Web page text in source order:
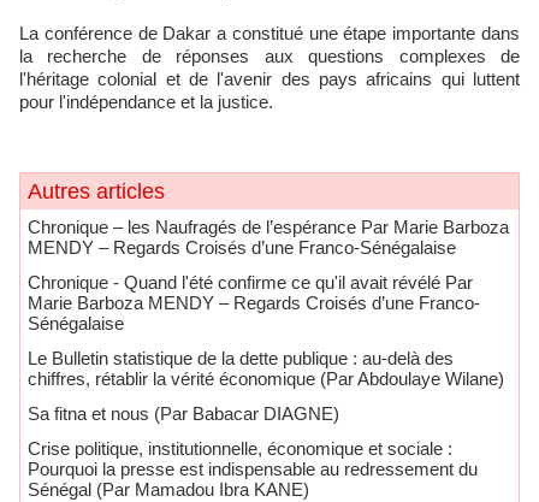
La conférence de Dakar a constitué une étape importante dans
la recherche de réponses aux questions complexes de
l'héritage colonial et de l'avenir des pays africains qui luttent
pour l'indépendance et la justice.
Autres articles
Chronique – les Naufragés de l’espérance Par Marie Barboza
MENDY – Regards Croisés d’une Franco-Sénégalaise
Chronique - Quand l'été confirme ce qu'il avait révélé Par
Marie Barboza MENDY – Regards Croisés d’une Franco-
Sénégalaise
Le Bulletin statistique de la dette publique : au-delà des
chiffres, rétablir la vérité économique (Par Abdoulaye Wilane)
Sa fitna et nous (Par Babacar DIAGNE)
Crise politique, institutionnelle, économique et sociale :
Pourquoi la presse est indispensable au redressement du
Sénégal (Par Mamadou Ibra KANE)